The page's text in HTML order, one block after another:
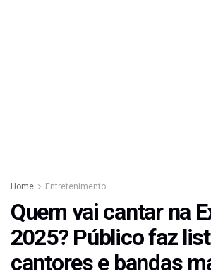
Home Entretenimento
Quem vai cantar na
2025? Público faz
cantores e bandas